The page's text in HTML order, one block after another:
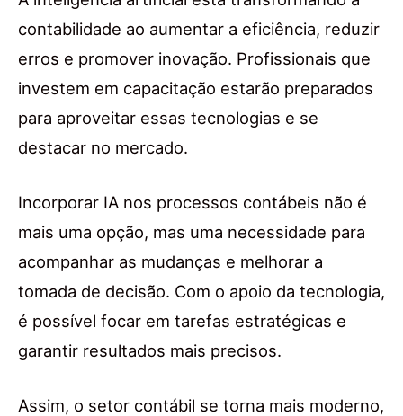
contabilidade ao aumentar a eficiência, reduzir
erros e promover inovação. Profissionais que
investem em capacitação estarão preparados
para aproveitar essas tecnologias e se
destacar no mercado.
Incorporar IA nos processos contábeis não é
mais uma opção, mas uma necessidade para
acompanhar as mudanças e melhorar a
tomada de decisão. Com o apoio da tecnologia,
é possível focar em tarefas estratégicas e
garantir resultados mais precisos.
Assim, o setor contábil se torna mais moderno,